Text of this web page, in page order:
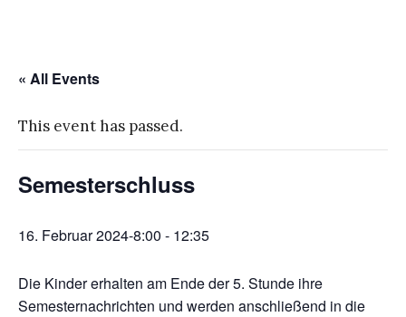
« All Events
This event has passed.
Semesterschluss
16. Februar 2024-8:00 - 12:35
Die Kinder erhalten am Ende der 5. Stunde ihre
Semesternachrichten und werden anschließend in die